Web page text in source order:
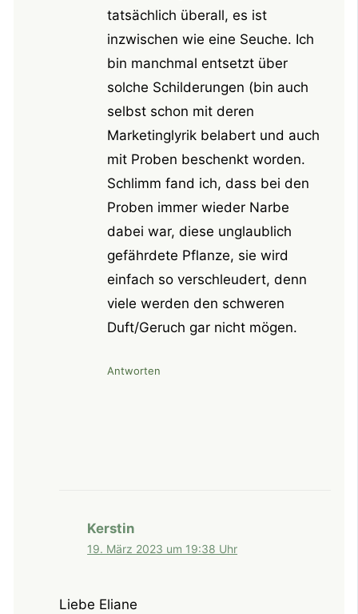
tatsächlich überall, es ist
inzwischen wie eine Seuche. Ich
bin manchmal entsetzt über
solche Schilderungen (bin auch
selbst schon mit deren
Marketinglyrik belabert und auch
mit Proben beschenkt worden.
Schlimm fand ich, dass bei den
Proben immer wieder Narbe
dabei war, diese unglaublich
gefährdete Pflanze, sie wird
einfach so verschleudert, denn
viele werden den schweren
Duft/Geruch gar nicht mögen.
Antworten
Kerstin
19. März 2023 um 19:38 Uhr
Liebe Eliane